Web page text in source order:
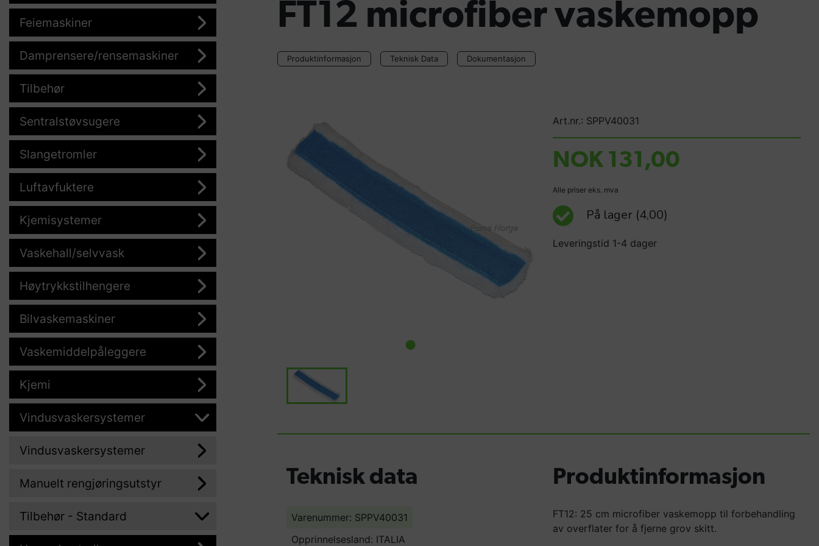
Feiemaskiner
Damprensere/rensemaskiner
Tilbehør
Sentralstøvsugere
Slangetromler
Luftavfuktere
Kjemisystemer
Vaskehall/selvvask
Høytrykkstilhengere
Bilvaskemaskiner
Vaskemiddelpåleggere
Kjemi
Vindusvaskersystemer
Vindusvaskersystemer
Manuelt rengjøringsutstyr
Tilbehør - Standard
FT12 microfiber vaskemopp
Produktinformasjon Teknisk Data Dokumentasjon
Art.nr.: SPPV40031
NOK 131,00
Alle priser eks. mva
På lager (4,00)
Leveringstid 1-4 dager
Teknisk data
Varenummer: SPPV40031
Opprinnelsesland: ITALIA
Produktinformasjon
FT12: 25 cm microfiber vaskemopp til forbehandling
av overflater for å fjerne grov skitt.